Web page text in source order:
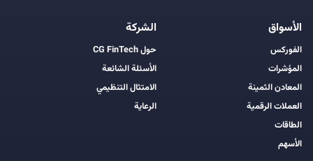
الأسواق
الفوركس
المؤشرات
المعادن الثمينة
العملات الرقمية
الطاقات
الأسهم
الشركة
حول CG FinTech
الأسئلة الشائعة
الامتثال التنظيمي
الرعاية